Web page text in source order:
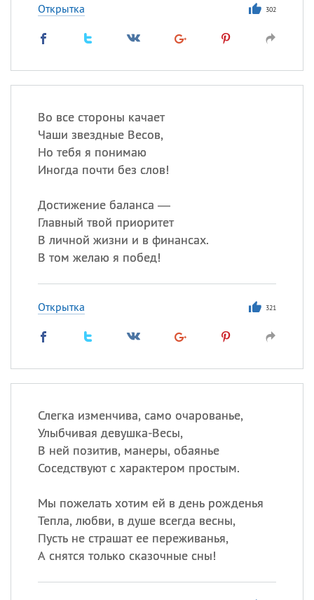
Открытка 302
Во все стороны качает
Чаши звездные Весов,
Но тебя я понимаю
Иногда почти без слов!
Достижение баланса —
Главный твой приоритет
В личной жизни и в финансах.
В том желаю я побед!
Открытка 321
Слегка изменчива, само очарованье,
Улыбчивая девушка-Весы,
В ней позитив, манеры, обаянье
Соседствуют с характером простым.
Мы пожелать хотим ей в день рожденья
Тепла, любви, в душе всегда весны,
Пусть не страшат ее переживанья,
А снятся только сказочные сны!